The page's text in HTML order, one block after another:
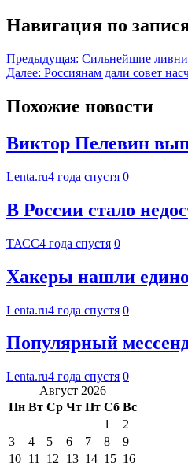
Навигация по
Предыдущая: Сильнейшие
Далее: Россиянам дали совет
Похожие новости
Виктор Пелевин
Lenta.ru4 года спустя 0
В России стало
ТАСС4 года спустя 0
Хакеры нашли
Lenta.ru4 года спустя 0
Популярный
Lenta.ru4 года спустя 0
Август 2026
Пн Вт Ср Чт Пт Сб Вс
1
2
3
4 5 6 7 8
9
10 11 12 13 14 15 16